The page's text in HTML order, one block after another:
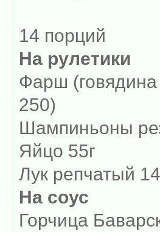
14 порций
На рулетики
Фарш (говядина
250)
Шампиньоны
Яйцо 55г
Лук репчатый
На соус
Горчица